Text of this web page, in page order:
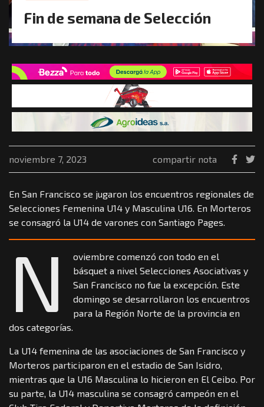
Fin de semana de Selección
noviembre 7, 2023 compartir nota
En San Francisco se jugaron los encuentros regionales de
Selecciones Femenina U14 y Masculina U16. En Morteros
se consagró la U14 de varones con Santiago Pages.
N
oviembre comenzó con todo en el
básquet a nivel Selecciones Asociativas y
San Francisco no fue la excepción. Este
domingo se desarrollaron los encuentros
para la Región Norte de la provincia en
dos categorías.
La U14 femenina de las asociaciones de San Francisco y
Morteros participaron en el estadio de San Isidro,
mientras que la U16 Masculina lo hicieron en El Ceibo. Por
su parte, la U14 masculina se consagró campeón en el